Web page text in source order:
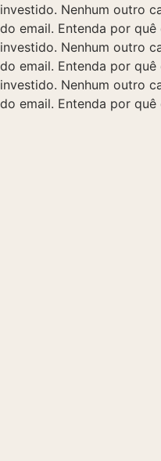
investido. Nenhum outro
do email. Entenda por
investido. Nenhum outro
do email. Entenda por
investido. Nenhum outro
do email. Entenda por